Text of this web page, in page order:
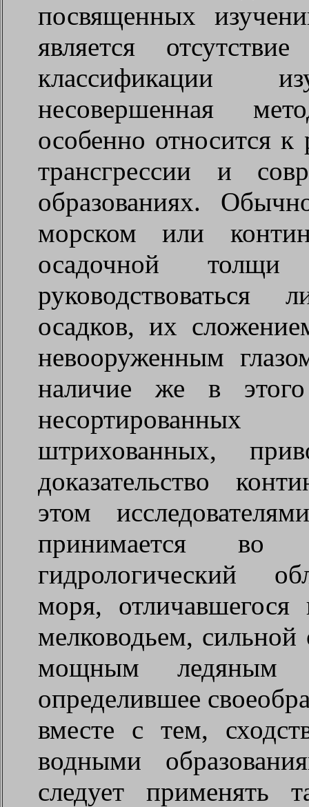
посвященных
является
классификации
несовершенная
особенно относится
трансгрессии и
образованиях.
морском или
осадочной толщи
руководствоваться
осадков, их
невооруженным
наличие же в
штрихованных,
доказательство
этом
принимается во
гидрологический
моря,
мелководьем,
мощным ледяным
определившее
вместе с тем,
водными
следует применять